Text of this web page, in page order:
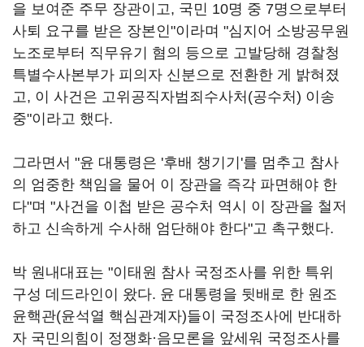
을 보여준 주무 장관이고, 국민 10명 중 7명으로부터
사퇴 요구를 받은 장본인"이라며 "심지어 소방공무원
노조로부터 직무유기 혐의 등으로 고발당해 경찰청
특별수사본부가 피의자 신분으로 전환한 게 밝혀졌
고, 이 사건은 고위공직자범죄수사처(공수처) 이송
중"이라고 했다.
그라면서 "윤 대통령은 '후배 챙기기'를 멈추고 참사
의 엄중한 책임을 물어 이 장관을 즉각 파면해야 한
다"며 "사건을 이첩 받은 공수처 역시 이 장관을 철저
하고 신속하게 수사해 엄단해야 한다"고 촉구했다.
박 원내대표는 "이태원 참사 국정조사를 위한 특위
구성 데드라인이 왔다. 윤 대통령을 뒷배로 한 원조
윤핵관(윤석열 핵심관계자)들이 국정조사에 반대하
자 국민의힘이 정쟁화·음모론을 앞세워 국정조사를